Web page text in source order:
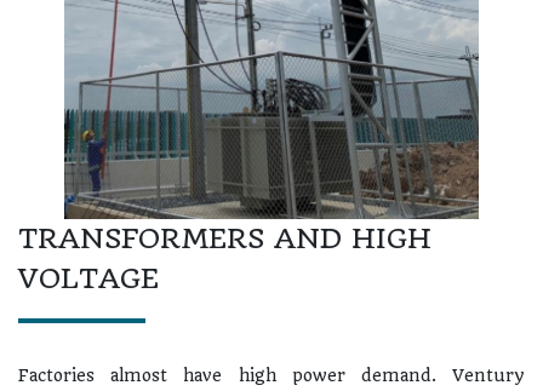
TRANSFORMERS AND HIGH
VOLTAGE
Factories almost have high power demand. Ventury